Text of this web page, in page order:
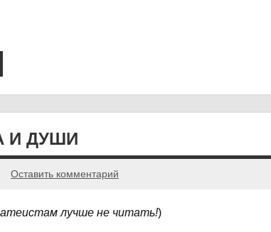
И ДУШИ
Оставить комментарий
лучше не читать!)